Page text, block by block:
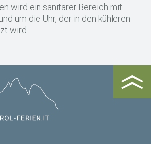
wird ein sanitärer Bereich mit
um die Uhr, der in den kühleren
wird.